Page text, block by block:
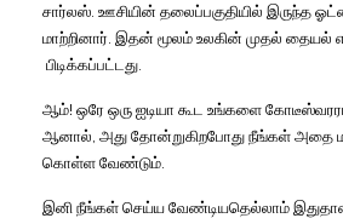
சார்லஸ். ஊசியின் தலைப்பகுதியில் இருந்த
மாற்றினார். இதன் மூலம் உலகின் முதல் தையல்
பிடிக்கப்பட்டது.
ஆம்! ஒரே ஒரு ஐடியா கூட உங்களை
ஆனால், அது தோன்றுகிறபோது நீங்கள் அதை
கொள்ள வேண்டும்.
இனி நீங்கள் செய்ய வேண்டியதெல்லாம் இதுதான்.